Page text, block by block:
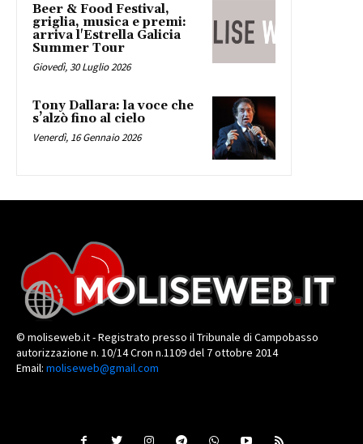
Beer & Food Festival,
griglia, musica e premi:
arriva l'Estrella Galicia
Summer Tour
Giovedì, 30 Luglio 2026
Tony Dallara: la voce che
s’alzò fino al cielo
Venerdì, 16 Gennaio 2026
© moliseweb.it - Registrato presso il Tribunale di Campobasso
autorizzazione n. 10/14 Cron n.1109 del 7 ottobre 2014
Email: moliseweb@gmail.com